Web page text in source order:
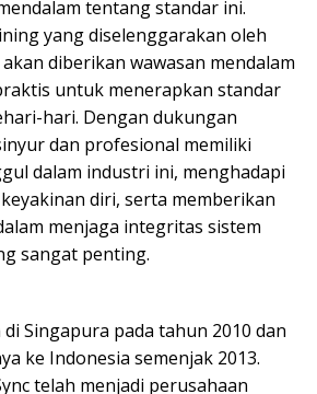
tentang standar ini.
yang diselenggarakan oleh
diberikan wawasan mendalam
untuk menerapkan standar
hari. Dengan dukungan
dan profesional memiliki
dalam industri ini, menghadapi
diri, serta memberikan
menjaga integritas sistem
sangat penting.
Singapura pada tahun 2010 dan
ke Indonesia semenjak 2013.
telah menjadi perusahaan